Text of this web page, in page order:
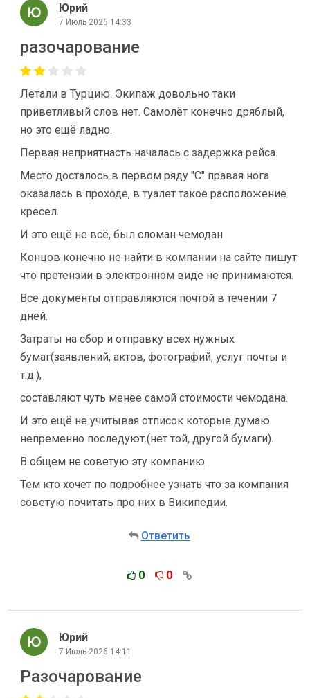
Юрий
7 Июль 2026 14:33
разочарование
Летали в Турцию. Экипаж довольно таки
приветливый слов нет. Самолёт конечно дряблый,
но это ещё ладно.
Первая неприятнасть началась с задержка рейса.
Место досталось в первом ряду "С" правая нога
оказалась в проходе, в туалет такое расположение
кресел.
И это ещё не всё, был сломан чемодан.
Концов конечно не найти в компании на сайте пишут
что претензии в электронном виде не принимаются.
Все документы отправляются почтой в течении 7
дней.
Затраты на сбор и отправку всех нужных
бумаг(заявлений, актов, фотографий, услуг почты и
т.д.),
составляют чуть менее самой стоимости чемодана.
И это ещё не учитывая отписок которые думаю
непременно последуют.(нет той, другой бумаги).
В общем не советую эту компанию.
Тем кто хочет по подробнее узнать что за компания
советую почитать про них в Википедии.
Ответить
0 0
Юрий
7 Июль 2026 14:11
Разочарование